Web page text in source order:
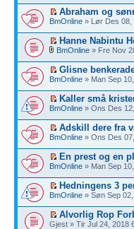
Abraham og
BmOnline » Lør Des 08,
Hanne Nabintu
BmOnline » Fre Nov
Glisne
BmOnline » Man Sep
Kaller små
BmOnline » Ons Des
Adskill dere fra
BmOnline » Ons Des
En prest og en
BmOnline » Man Sep
Hedningens 3
BmOnline » Søn Sep
Alvorlig Rop
Gjest » Tir Jul 24, 2018